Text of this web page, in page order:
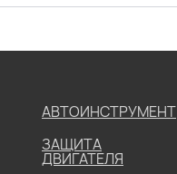
АВТОИНСТРУМЕНТ
ЗАЩИТА
ДВИГАТЕЛЯ